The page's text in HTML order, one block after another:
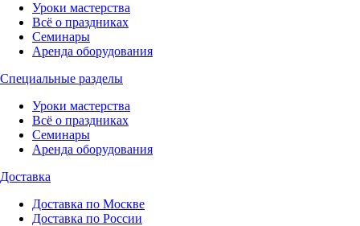
Уроки мастерства
Всё о праздниках
Семинары
Аренда оборудования
Специальные разделы
Уроки мастерства
Всё о праздниках
Семинары
Аренда оборудования
Доставка
Доставка по Москве
Доставка по России